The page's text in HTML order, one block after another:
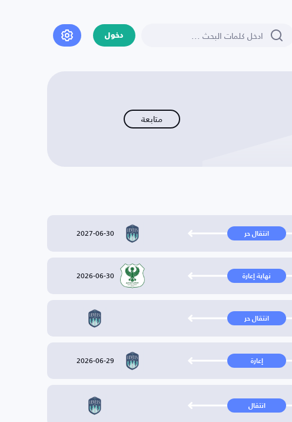
دخول
متابعة
انتقال حر 2027-06-30
نهاية إعارة 2026-06-30
انتقال حر
إعارة 2026-06-29
انتقال